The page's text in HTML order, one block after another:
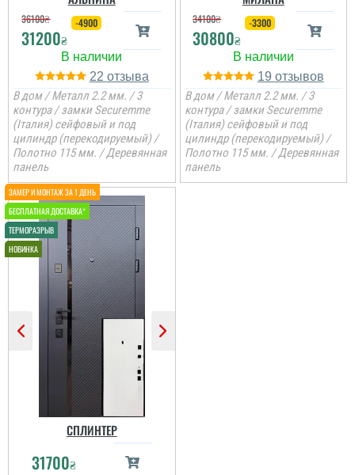
як зовні, так і в серед...
Анжела
3-4 дні і двері вже були
встановлені, причому
36100₴
31200₴
-4900
22
В дом / Металл 2.2 мм. / 3
контура / замки Securemme
(Італия) сейфовый и под
цилиндр (перекодируемый) /
Полотно 115 мм. / Деревянная
панель
34100₴
30800₴
-3300
19
В дом / Металл 2.2 мм. / 3
контура / замки Securemme
(Італия) сейфовый и под
цилиндр (перекодируемый) /
Полотно 115 мм. / Деревянная
панель
СПЛИНТЕР
31700₴